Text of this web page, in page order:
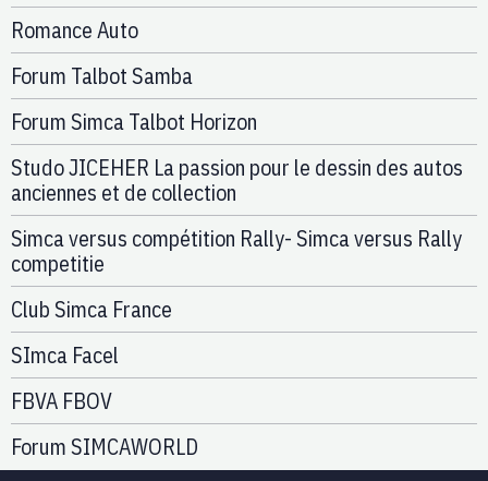
Romance Auto
Forum Talbot Samba
Forum Simca Talbot Horizon
Studo JICEHER La passion pour le dessin des autos
anciennes et de collection
Simca versus compétition Rally- Simca versus Rally
competitie
Club Simca France
SImca Facel
FBVA FBOV
Forum SIMCAWORLD